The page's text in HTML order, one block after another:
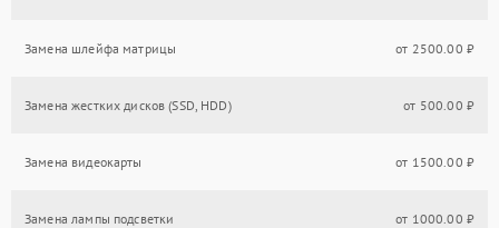
Замена шлейфа матрицы от 2500.00 ₽
Замена жестких дисков (SSD, HDD) от 500.00 ₽
Замена видеокарты от 1500.00 ₽
Замена лампы подсветки от 1000.00 ₽